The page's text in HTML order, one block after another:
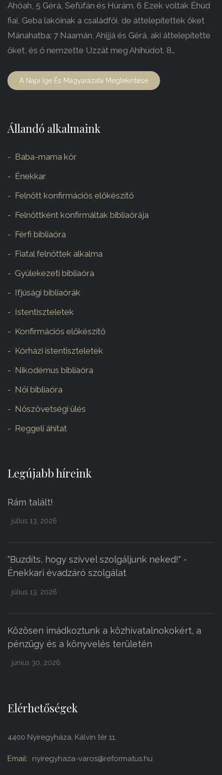
Ahóah, 5 Gérá, Sefúfán és Húrám. 6 Ezek voltak Éhúd
fiai, Geba lakóinak a családfői, de áttelepítették őket
Mánahatba: 7 Naamán, Ahijjá és Gérá, aki áttelepítette
őket, és ő nemzette Uzzát meg Ahíhúdot. 8…
A Napi Ige És Magyarázata Megtekintése
Állandó alkalmaink
Baba-mama kör
Énekkar
Felnőtt konfirmációs előkészítő
Felnőttként konfirmáltak bibliaórája
Férfi bibliaóra
Fiatal felnőttek alkalma
Gyülekezeti bibliaóra
Ifjúsági bibliaórák
Istentiszteletek
Konfirmációs előkészítő
Kórházi istentiszteletek
Nikodémus bibliaóra
Női bibliaóra
Nőszövetségi ülés
Reggeli áhítat
Legújabb híreink
Rám talált!
július 13, 2026
"Buzdíts, hogy szívvel szolgáljunk neked!" -
Énekkari évadzáró szolgálat
július 13, 2026
Közösen imádkoztunk a közhivatalnokokért, a
pénzügy és a könyvelés területén
június 30, 2026
Elérhetőségek
4400 Nyíregyháza, Kálvin tér 11.
Email: nyiregyhaza-varos@reformatus.hu